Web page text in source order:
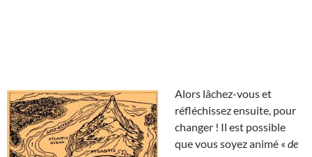
Alors lâchez-vous et
réfléchissez ensuite, pour
changer ! Il est possible
que vous soyez animé « de